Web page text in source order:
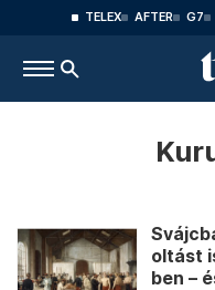
TELEX AFTER G7
oltást
ben –